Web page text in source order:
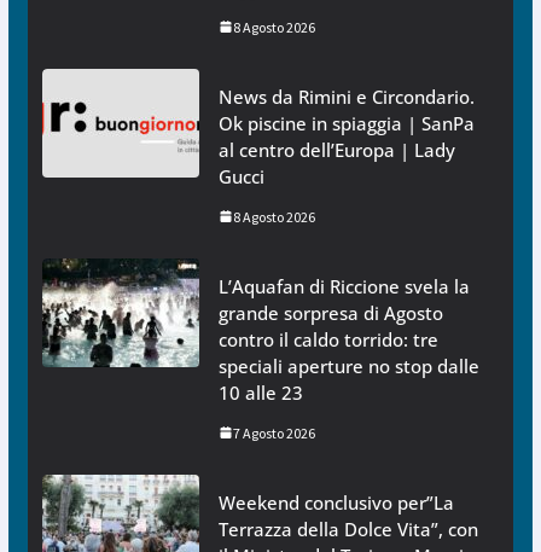
8 Agosto 2026
News da Rimini e Circondario.
Ok piscine in spiaggia | SanPa
al centro dell’Europa | Lady
Gucci
8 Agosto 2026
L’Aquafan di Riccione svela la
grande sorpresa di Agosto
contro il caldo torrido: tre
speciali aperture no stop dalle
10 alle 23
7 Agosto 2026
Weekend conclusivo per”La
Terrazza della Dolce Vita”, con